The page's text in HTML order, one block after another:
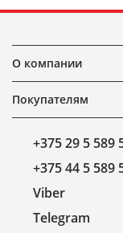
О компании
Покупателям
+375 29 5 589
+375 44 5 589
Viber
Telegram